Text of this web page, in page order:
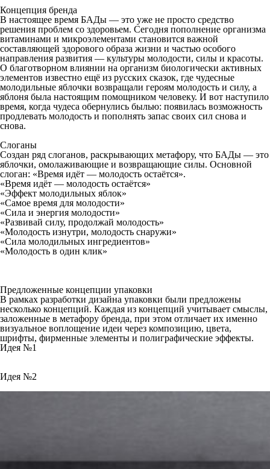
Концепция бренда
В настоящее время БАДы — это уже не просто средство
решения проблем со здоровьем. Сегодня пополнение организма
витаминами и микроэлементами становится важной
составляющей здорового образа жизни и частью особого
направления развития — культуры молодости, силы и красоты.
О благотворном влиянии на организм биологически активных
элементов известно ещё из русских сказок, где чудесные
молодильные яблочки возвращали героям молодость и силу, а
яблоня была настоящим помощником человеку. И вот наступило
время, когда чудеса обернулись былью: появилась возможность
продлевать молодость и пополнять запас своих сил снова и
снова.
Слоганы
Создан ряд слоганов, раскрывающих метафору, что БАДы — это
яблочки, омолаживающие и возвращающие силы. Основной
слоган: «Время идёт — молодость остаётся».
«Время идёт — молодость остаётся»
«Эффект молодильных яблок»
«Самое время для молодости»
«Сила и энергия молодости»
«Развивай силу, продолжай молодость»
«Молодость изнутри, молодость снаружи»
«Сила молодильных ингредиентов»
«Молодость в один клик»
Предложенные концепции упаковки
В рамках разработки дизайна упаковки были предложены
несколько концепций. Каждая из концепций учитывает смыслы,
заложенные в метафору бренда, при этом отличает их именно
визуальное воплощение идеи через композицию, цвета,
шрифты, фирменные элементы и полиграфические эффекты.
Идея №1
Идея №2